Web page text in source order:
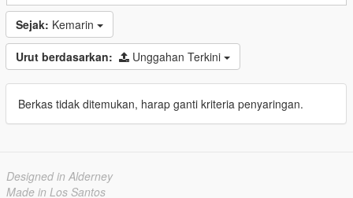
Sejak: Kemarin
Urut berdasarkan: Unggahan Terkini
Berkas tidak ditemukan, harap ganti kriteria penyaringan.
Designed in Alderney
Made in Los Santos